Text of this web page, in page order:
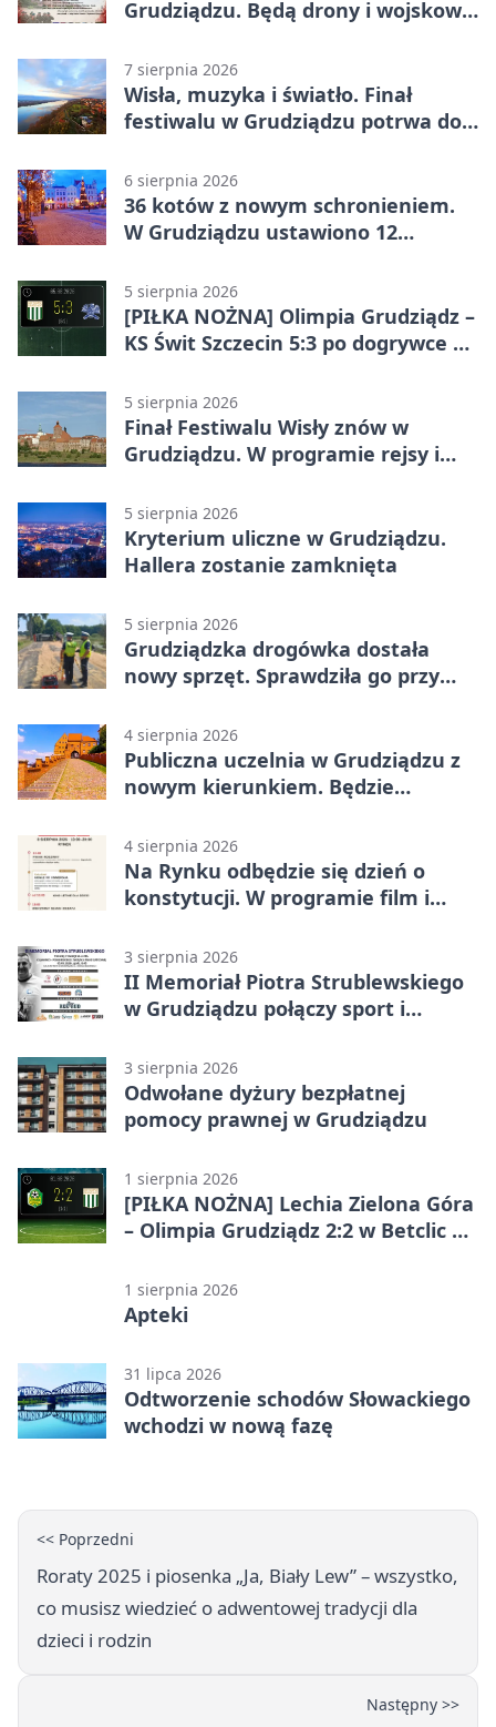
Grudziądzu. Będą drony i wojskowa
7 sierpnia 2026
Wisła, muzyka i światło. Finał
festiwalu w Grudziądzu potrwa do
6 sierpnia 2026
36 kotów z nowym schronieniem.
W Grudziądzu ustawiono 12
5 sierpnia 2026
[PIŁKA NOŻNA] Olimpia Grudziądz –
KS Świt Szczecin 5:3 po dogrywce w
odwrócili losy meczu
5 sierpnia 2026
Finał Festiwalu Wisły znów w
Grudziądzu. W programie rejsy i
5 sierpnia 2026
Kryterium uliczne w Grudziądzu.
Hallera zostanie zamknięta
5 sierpnia 2026
Grudziądzka drogówka dostała
nowy sprzęt. Sprawdziła go przy
4 sierpnia 2026
Publiczna uczelnia w Grudziądzu z
nowym kierunkiem. Będzie
4 sierpnia 2026
Na Rynku odbędzie się dzień o
konstytucji. W programie film i
3 sierpnia 2026
II Memoriał Piotra Strublewskiego
w Grudziądzu połączy sport i
3 sierpnia 2026
Odwołane dyżury bezpłatnej
pomocy prawnej w Grudziądzu
1 sierpnia 2026
[PIŁKA NOŻNA] Lechia Zielona Góra
– Olimpia Grudziądz 2:2 w Betclic 2.
końcówce
1 sierpnia 2026
Apteki
31 lipca 2026
Odtworzenie schodów Słowackiego
wchodzi w nową fazę
<< Poprzedni
Roraty 2025 i piosenka „Ja, Biały Lew” – wszystko,
co musisz wiedzieć o adwentowej tradycji dla
dzieci i rodzin
Następny >>